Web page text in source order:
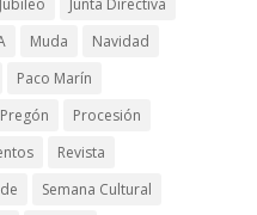
Jubileo
Junta Directiva
Muda
Navidad
Paco Marín
Pregón
Procesión
Revista
Semana Cultural